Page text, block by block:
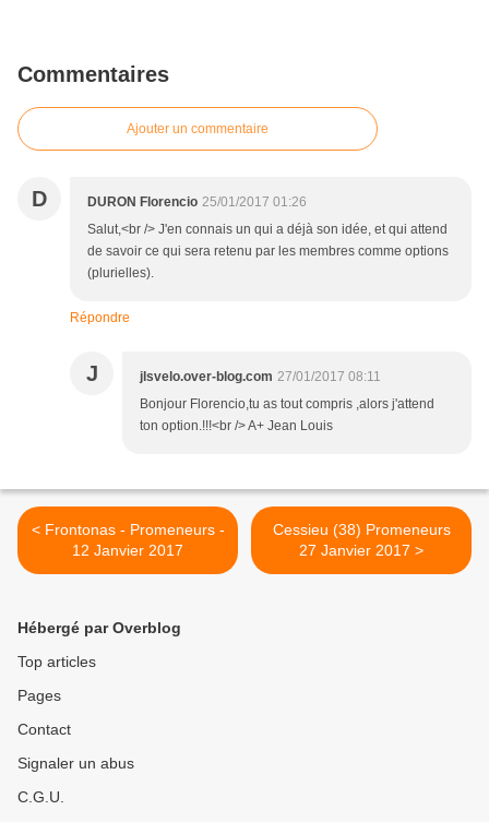
Commentaires
Ajouter un commentaire
D DURON Florencio 25/01/2017 01:26
Salut,<br /> J'en connais un qui a déjà son idée, et qui attend
de savoir ce qui sera retenu par les membres comme options
(plurielles).
Répondre
J jlsvelo.over-blog.com 27/01/2017 08:11
Bonjour Florencio,tu as tout compris ,alors j'attend
ton option.!!!<br /> A+ Jean Louis
< Frontonas - Promeneurs -
12 Janvier 2017
Cessieu (38) Promeneurs
27 Janvier 2017 >
Hébergé par Overblog
Top articles
Pages
Contact
Signaler un abus
C.G.U.